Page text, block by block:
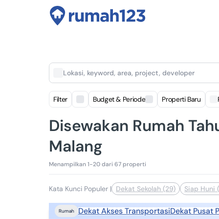
Lokasi, keyword, area, project, developer
Filter Budget & Periode Properti Baru
Disewakan Rumah
Malang
Menampilkan 1-20 dari 67 properti
Kata Kunci Populer | Dekat Sekolah (29) Siap Huni
Rumah Dekat Akses TransportasiDekat Pusat